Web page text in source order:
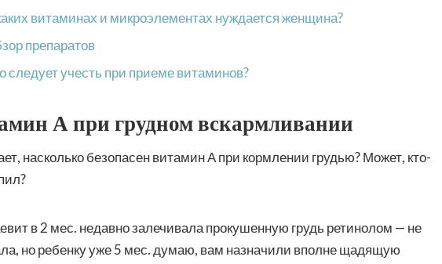
витаминах и микроэлементах нуждается женщина?
препаратов
следует учесть при приеме витаминов?
А при грудном вскармливании
насколько безопасен витамин А при кормлении грудью? Может, кто-
в 2 мес. недавно залечивала прокушенную грудь ретинолом — не
но ребенку уже 5 мес. думаю, вам назначили вполне щадящую